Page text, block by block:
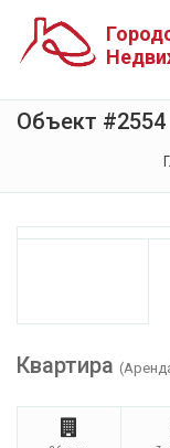
Объект #2554
Квартира